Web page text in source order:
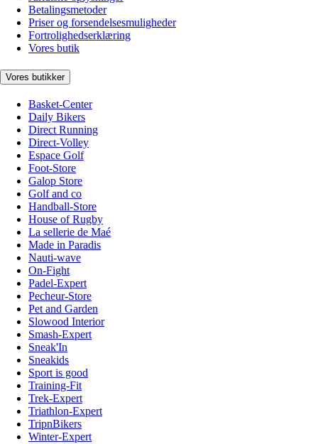
Betalingsmetoder
Priser og forsendelsesmuligheder
Fortrolighedserklæring
Vores butik
Vores butikker
Basket-Center
Daily Bikers
Direct Running
Direct-Volley
Espace Golf
Foot-Store
Galop Store
Golf and co
Handball-Store
House of Rugby
La sellerie de Maé
Made in Paradis
Nauti-wave
On-Fight
Padel-Expert
Pecheur-Store
Pet and Garden
Slowood Interior
Smash-Expert
Sneak'In
Sneakids
Sport is good
Training-Fit
Trek-Expert
Triathlon-Expert
TripnBikers
Winter-Expert